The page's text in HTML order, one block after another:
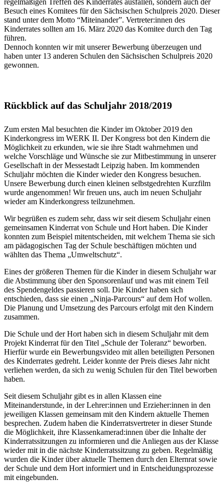
Besuch eines Komitees für den Sächsischen Schulpreis 2020. Dieser
stand unter dem Motto “Miteinander”. Vertreter:innen des
Kinderrates sollten am 16. März 2020 das Komitee durch den Tag
führen.
Dennoch konnten wir mit unserer Bewerbung überzeugen und
haben unter 13 anderen Schulen den Sächsischen Schulpreis 2020
gewonnen.
Rückblick auf das Schuljahr 2018/2019
Zum ersten Mal besuchten die Kinder im Oktober 2019 den
Kinderkongress im WERK II. Der Kongress bot den Kindern die
Möglichkeit zu erkunden, wie sie ihre Stadt wahrnehmen und
welche Vorschläge und Wünsche sie zur Mitbestimmung in unserer
Gesellschaft in der Messestadt Leipzig haben. Im kommenden
Schuljahr möchten die Kinder wieder den Kongress besuchen.
Unsere Bewerbung durch einen kleinen selbstgedrehten Kurzfilm
wurde angenommen! Wir freuen uns, auch im neuen Schuljahr
wieder am Kinderkongress teilzunehmen.
Wir begrüßen es zudem sehr, dass wir seit diesem Schuljahr einen
gemeinsamen Kinderrat von Schule und Hort haben. Die Kinder
konnten zum Beispiel mitentscheiden, mit welchem Thema sie sich
am pädagogischen Tag der Schule beschäftigen möchten und
wählten das Thema „Umweltschutz“.
Eines der größeren Themen für die Kinder in diesem Schuljahr war
die Abstimmung über den Sponsorenlauf und was mit einem Teil
des Spendengeldes passieren soll. Die Kinder haben sich
entschieden, dass sie einen „Ninja-Parcours“ auf dem Hof wollen.
Die Planung und Umsetzung des Parcours erfolgt mit den Kindern
zusammen.
Die Schule und der Hort haben sich in diesem Schuljahr mit dem
Projekt Kinderrat für den Titel „Schule der Toleranz“ beworben.
Hierfür wurde ein Bewerbungsvideo mit allen beteiligten Personen
des Kinderrates gedreht. Leider konnte der Preis dieses Jahr nicht
verliehen werden, da sich zu wenig Schulen für den Titel beworben
haben.
Seit diesem Schuljahr gibt es in allen Klassen eine
Miteinanderstunde, in der Lehrer:innen und Erzieher:innen in den
jeweiligen Klassen gemeinsam mit den Kindern aktuelle Themen
besprechen. Zudem haben die Kinderratsvertreter in dieser Stunde
die Möglichkeit, ihre Klassenkamerad:innen über die Inhalte der
Kinderratssitzungen zu informieren und die Anliegen aus der Klasse
wieder mit in die nächste Kinderratssitzung zu geben. Regelmäßig
wurden die Kinder über aktuelle Themen durch den Elternrat sowie
der Schule und dem Hort informiert und in Entscheidungsprozesse
mit eingebunden.